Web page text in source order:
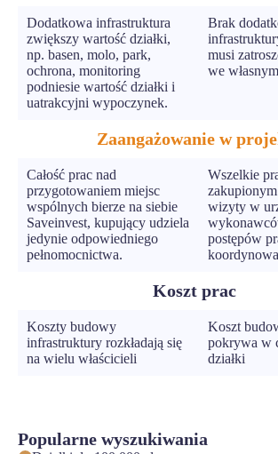
Dodatkowa infrastruktura
zwiększy wartość działki,
np. basen, molo, park,
ochrona, monitoring
podniesie wartość działki i
uatrakcyjni wypoczynek.
Brak
musi
we
Zaangażowanie w
Całość prac nad
przygotowaniem miejsc
wspólnych bierze na siebie
Saveinvest, kupujący udziela
jedynie odpowiedniego
pełnomocnictwa.
Wszelkie
wizyty w
postępów
Koszt prac
Koszty budowy
infrastruktury rozkładają się
na wielu właścicieli
Koszt
pokrywa w
działki
Popularne wyszukiwania